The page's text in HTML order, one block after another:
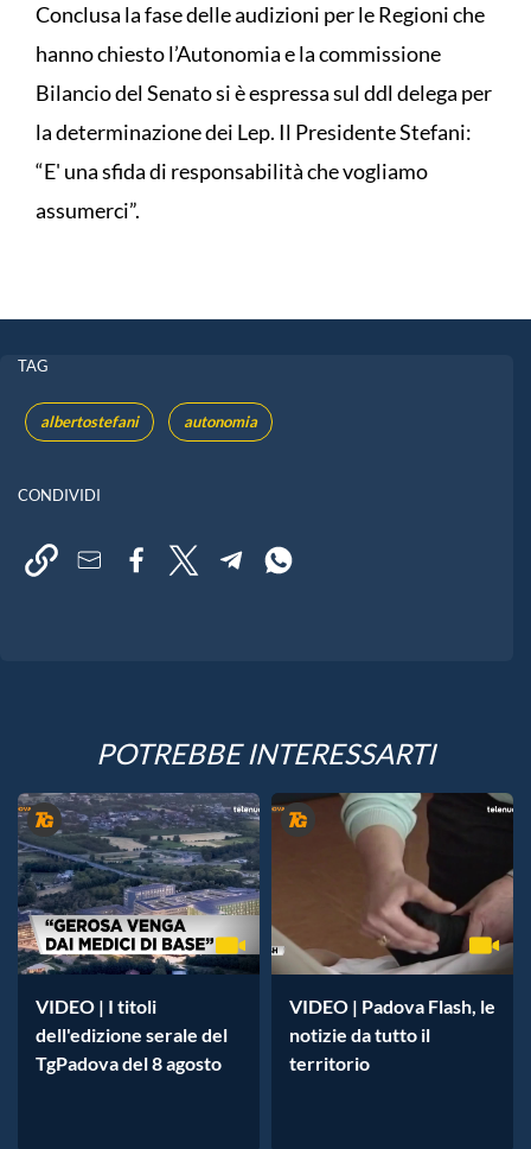
Conclusa la fase delle audizioni per le Regioni che
hanno chiesto l’Autonomia e la commissione
Bilancio del Senato si è espressa sul ddl delega per
la determinazione dei Lep. Il Presidente Stefani:
“E' una sfida di responsabilità che vogliamo
assumerci”.
TAG
albertostefani autonomia
CONDIVIDI
POTREBBE INTERESSARTI
VIDEO | I titoli
dell'edizione serale del
TgPadova del 8 agosto
VIDEO | Padova Flash, le
notizie da tutto il
territorio